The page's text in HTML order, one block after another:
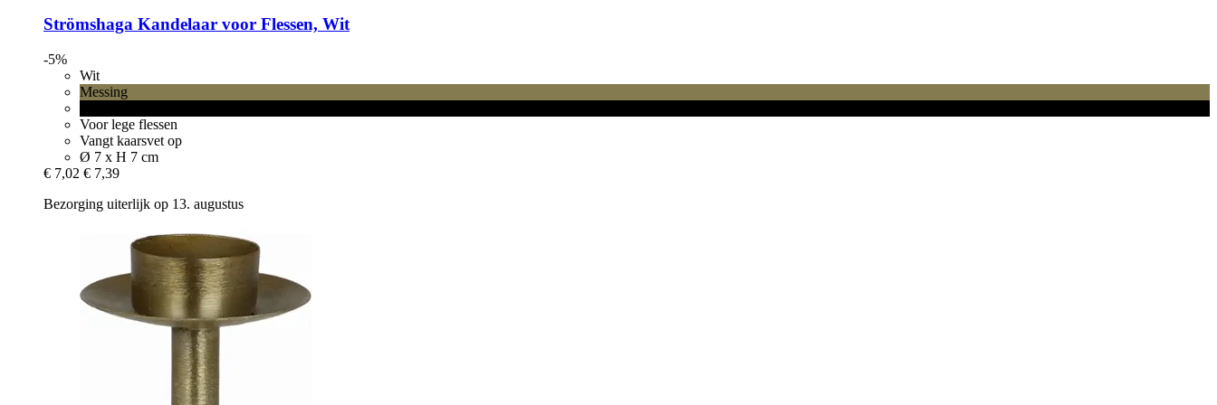
Strömshaga Kandelaar voor Flessen, Wit
-5%
Wit
Messing
Voor lege flessen
Vangt kaarsvet op
Ø 7 x H 7 cm
€ 7,02 € 7,39
Bezorging uiterlijk op 13. augustus